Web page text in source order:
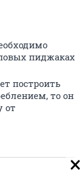
пиджаках
построить
то он
от